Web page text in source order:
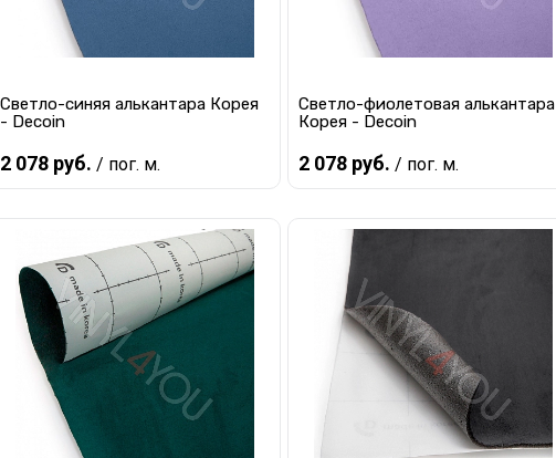
Светло-синяя алькантара Корея
- Decoin
2 078 руб. / пог. м.
Купить в 1 клик К сравнению
В избранное
Светло-фиолетовая алькантара
Корея - Decoin
2 078 руб. / пог. м.
Предзаказ
Купить в 1 клик
В избранное